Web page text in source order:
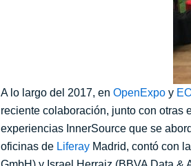
A lo largo del 2017, en OpenExpo y
reciente colaboración, junto con otras
experiencias InnerSource que se
oficinas de Liferay Madrid, contó con